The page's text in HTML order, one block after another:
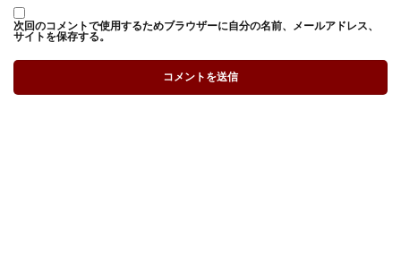
次回のコメントで使用するためブラウザーに自分の名前、メールアドレス、
サイトを保存する。